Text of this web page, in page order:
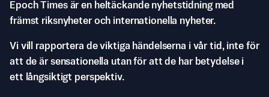
Epoch Times är en heltäckande nyhetstidning med
främst riksnyheter och internationella nyheter.
Vi vill rapportera de viktiga händelserna i vår tid, inte för
att de är sensationella utan för att de har betydelse i
ett långsiktigt perspektiv.